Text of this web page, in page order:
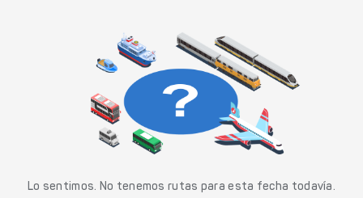
Lo sentimos. No tenemos rutas para esta fecha todavía.